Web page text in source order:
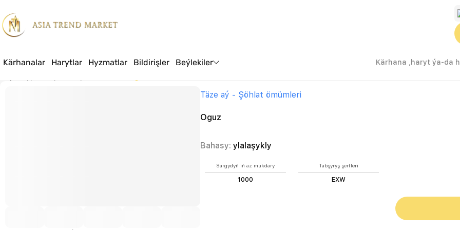
Kärhanalar Harytlar Hyzmatlar Bildirişler Beýlekiler
Täze aý - Şöhlat ömümleri
Oguz
Bahasy: ylalaşykly
Sargydyň iň az mukdary
1000
Tabşyryş şertleri
EXW